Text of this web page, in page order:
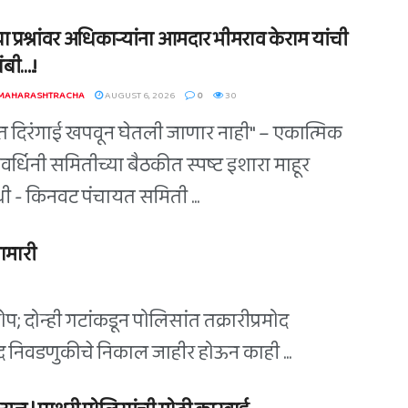
अधिकाऱ्यांना आमदार भीमराव केराम यांची
AUGUST 6, 2026 0 30
दिरंगाई खपवून घेतली जाणार नाही" – एकात्मिक
समितीच्या बैठकीत स्पष्ट इशारा माहूर
- किनवट पंचायत समिती ...
गटांकडून पोलिसांत तक्रारीप्रमोद
निवडणुकीचे निकाल जाहीर होऊन काही ...